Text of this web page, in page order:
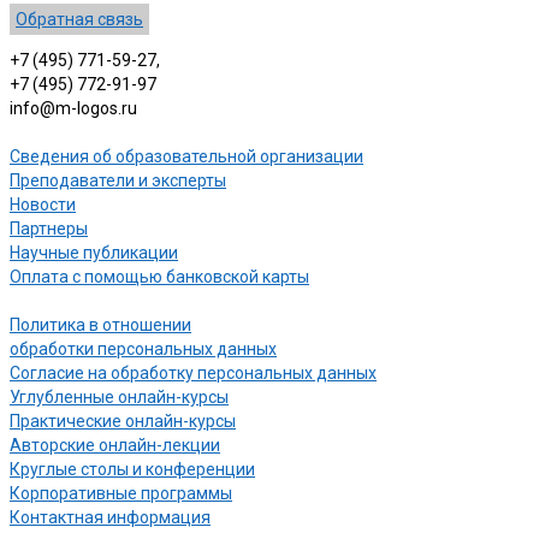
Обратная связь
+7 (495) 771-59-27,
+7 (495) 772-91-97
info@m-logos.ru
Сведения об образовательной организации
Преподаватели и эксперты
Новости
Партнеры
Научные публикации
Оплата с помощью банковской карты
Политика в отношении
обработки персональных данных
Согласие на обработку персональных данных
Углубленные онлайн-курсы
Практические онлайн-курсы
Авторские онлайн-лекции
Круглые столы и конференции
Корпоративные программы
Контактная информация